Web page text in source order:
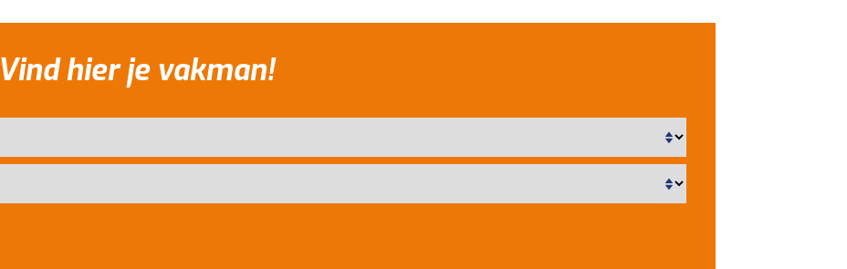
Vind hier je vakman!